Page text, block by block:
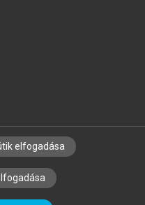
KÖNYVTÁROSOKNAK
ALAPELVEK
elfogadása